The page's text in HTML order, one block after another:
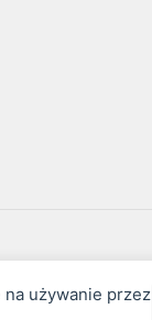
używanie przez